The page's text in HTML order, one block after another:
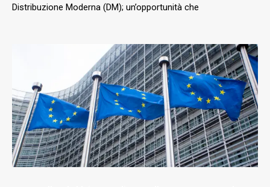
Distribuzione Moderna (DM); un’opportunità che